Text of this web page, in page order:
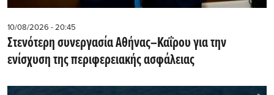
10/08/2026 - 20:45
Στενότερη συνεργασία Αθήνας–Καΐρου για την
ενίσχυση της περιφερειακής ασφάλειας